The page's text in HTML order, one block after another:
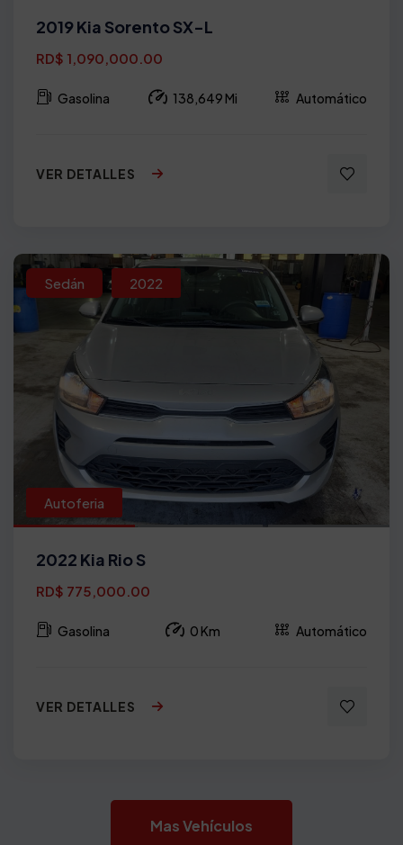
2019 Kia Sorento SX-L
RD$ 1,090,000.00
Gasolina 138,649 Mi Automático
VER DETALLES
Sedán 2022
Autoferia
2022 Kia Rio S
RD$ 775,000.00
Gasolina 0 Km Automático
VER DETALLES
Mas Vehículos